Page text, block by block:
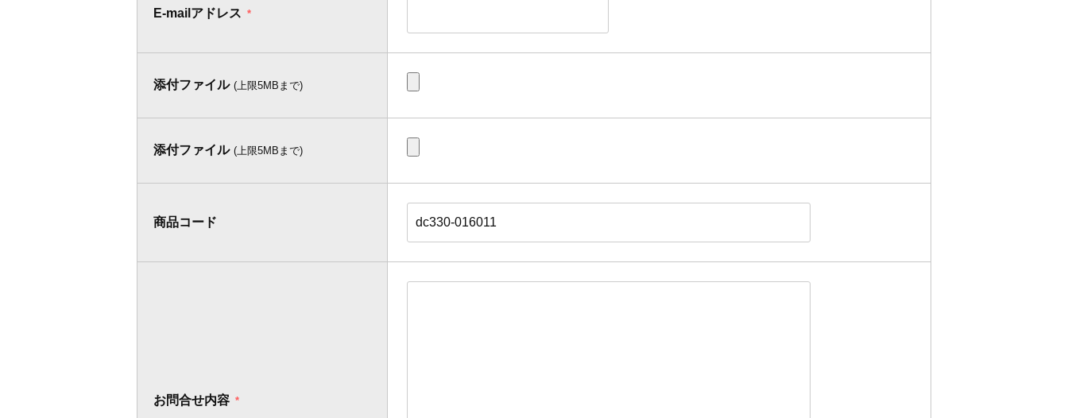
E-mailアドレス *
添付ファイル (上限5MBまで)
添付ファイル (上限5MBまで)
商品コード
お問合せ内容 *